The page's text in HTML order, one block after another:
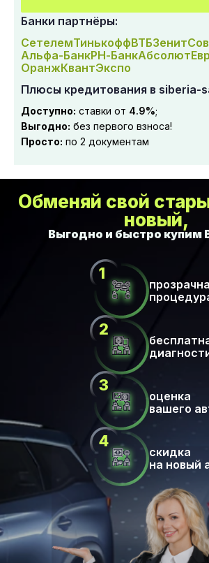
Банки партнёры:
СетелемТинькоффВТБЗенит
Альфа-БанкРН-БанкАбсолют
ОранжКвантЭкспо
Плюсы кредитования в siberia-
Доступно: ставки от 4.9%;
Выгодно: без первого взноса!
Просто: по 2 документам
Обменяй свой
новый,
оценка
вашего
скидка
на новый